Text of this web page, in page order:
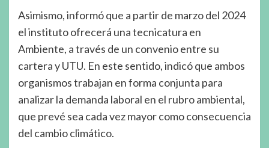
Asimismo, informó que a partir de marzo del 2024
el instituto ofrecerá una tecnicatura en
Ambiente, a través de un convenio entre su
cartera y UTU. En este sentido, indicó que ambos
organismos trabajan en forma conjunta para
analizar la demanda laboral en el rubro ambiental,
que prevé sea cada vez mayor como consecuencia
del cambio climático.